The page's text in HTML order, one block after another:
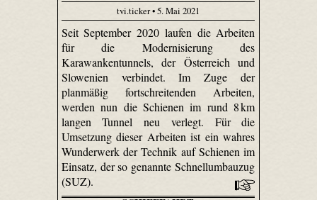
tvi.ticker • 5. Mai 2021
Seit September 2020 laufen die Arbeiten
für die Modernisierung des
Karawankentunnels, der Österreich und
Slowenien verbindet. Im Zuge der
planmäßig fortschreitenden Arbeiten,
werden nun die Schienen im rund 8 km
langen Tunnel neu verlegt. Für die
Umsetzung dieser Arbeiten ist ein wahres
Wunderwerk der Technik auf Schienen im
Einsatz, der so genannte Schnellumbauzug
(SUZ).